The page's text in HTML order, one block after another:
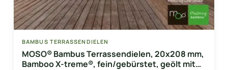
BAMBUS TERRASSENDIELEN
MOSO® Bambus Terrassendielen, 20x208 mm,
Bamboo X-treme®, fein/gebürstet, geölt mit